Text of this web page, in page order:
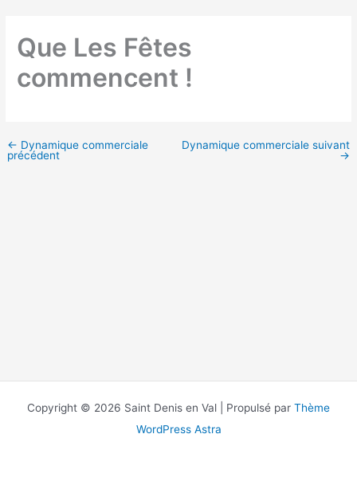
Que Les Fêtes
commencent !
← Dynamique commerciale
précédent
Dynamique commerciale suivant
→
Copyright © 2026 Saint Denis en Val | Propulsé par Thème
WordPress Astra